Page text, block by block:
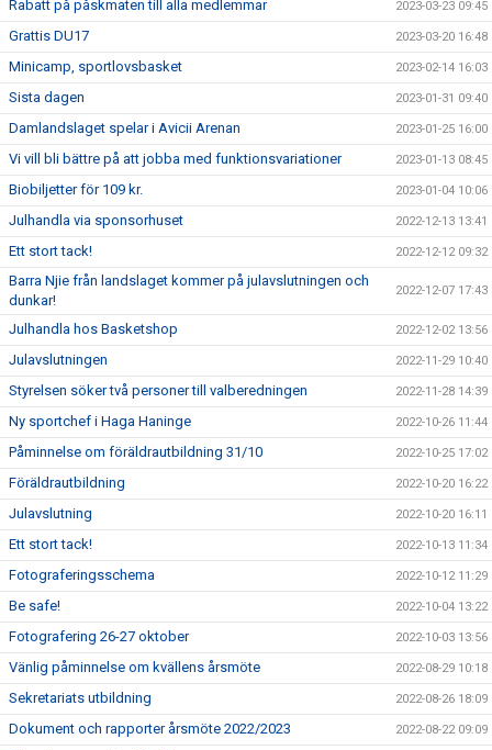
Rabatt på påskmaten till alla medlemmar 2023-03-23 09:45
Grattis DU17 2023-03-20 16:48
Minicamp, sportlovsbasket 2023-02-14 16:03
Sista dagen 2023-01-31 09:40
Damlandslaget spelar i Avicii Arenan 2023-01-25 16:00
Vi vill bli bättre på att jobba med funktionsvariationer 2023-01-13 08:45
Biobiljetter för 109 kr. 2023-01-04 10:06
Julhandla via sponsorhuset 2022-12-13 13:41
Ett stort tack! 2022-12-12 09:32
Barra Njie från landslaget kommer på julavslutningen och
dunkar!
2022-12-07 17:43
Julhandla hos Basketshop 2022-12-02 13:56
Julavslutningen 2022-11-29 10:40
Styrelsen söker två personer till valberedningen 2022-11-28 14:39
Ny sportchef i Haga Haninge 2022-10-26 11:44
Påminnelse om föräldrautbildning 31/10 2022-10-25 17:02
Föräldrautbildning 2022-10-20 16:22
Julavslutning 2022-10-20 16:11
Ett stort tack! 2022-10-13 11:34
Fotograferingsschema 2022-10-12 11:29
Be safe! 2022-10-04 13:22
Fotografering 26-27 oktober 2022-10-03 13:56
Vänlig påminnelse om kvällens årsmöte 2022-08-29 10:18
Sekretariats utbildning 2022-08-26 18:09
Dokument och rapporter årsmöte 2022/2023 2022-08-22 09:09